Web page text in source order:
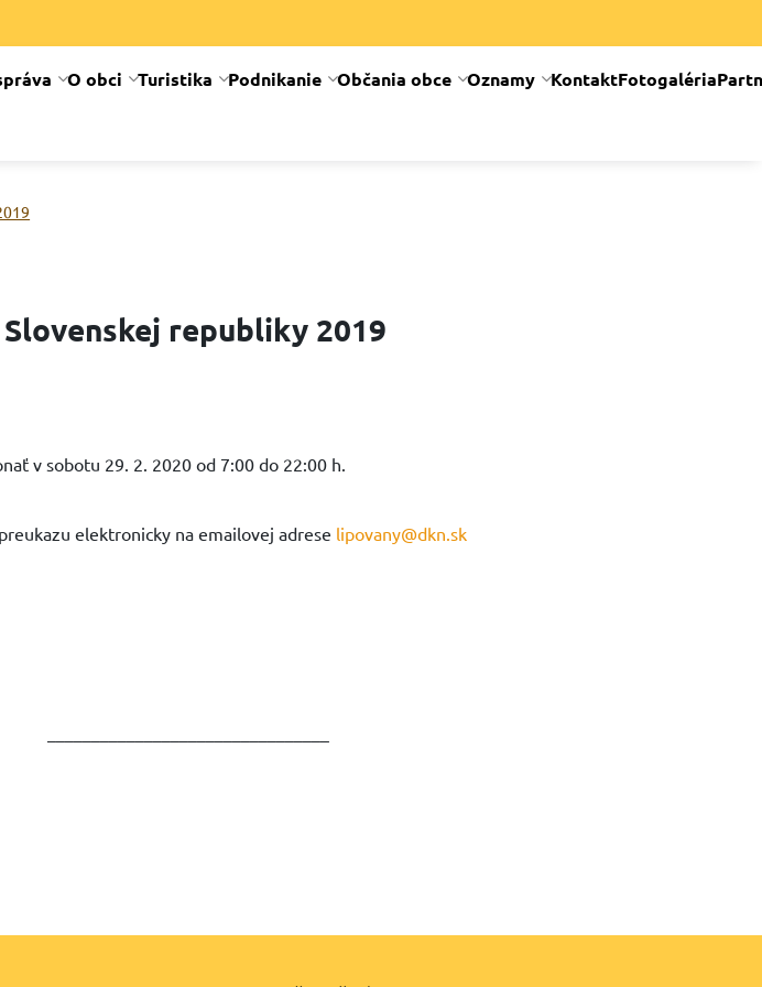
O obci Turistika Podnikanie Občania obce Oznamy KontaktFotogaléria
republiky 2019
v sobotu 29. 2. 2020 od 7:00 do 22:00 h.
elektronicky na emailovej adrese lipovany@dkn.sk